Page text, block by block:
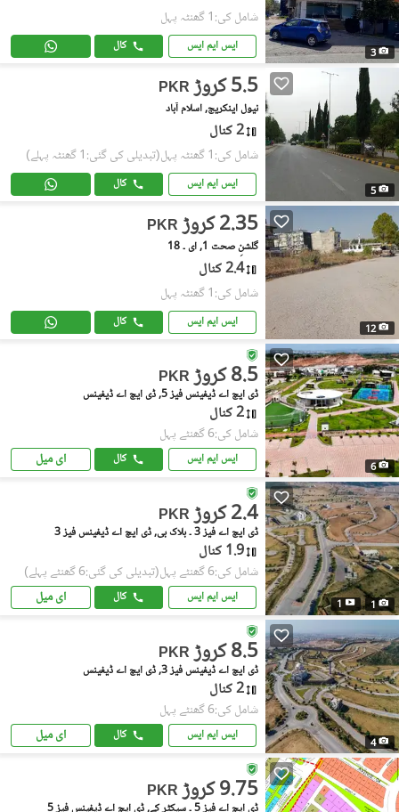
3
شامل کی:1 گھنٹہ پہل
ایس ایم ایس کال
5
PKR 5.5 کروڑ
نیول اینکریج, اسلام آباد
2 کنال
شامل کی:1 گھنٹہ پہل (تبدیلی کی گئی:1 گھنٹہ پہلے)
ایس ایم ایس کال
12
PKR 2.35 کروڑ
گلشنِِ صحت 1, ای ۔ 18
2.4 کنال
شامل کی:1 گھنٹہ پہل
ایس ایم ایس کال
6
PKR 8.5 کروڑ
ڈی ایچ اے ڈیفینس فیز 5, ڈی ایچ اے ڈیفینس
2 کنال
شامل کی:6 گھنٹے پہل
ایس ایم ایس کال ای میل
1
1
PKR 2.4 کروڑ
ڈی ایچ اے فیز 3 ۔ بلاک بی, ڈی ایچ اے ڈیفینس فیز 3
1.9 کنال
شامل کی:6 گھنٹے پہل (تبدیلی کی گئی:6 گھنٹے پہلے)
ایس ایم ایس کال ای میل
4
PKR 8.5 کروڑ
ڈی ایچ اے ڈیفینس فیز 3, ڈی ایچ اے ڈیفینس
2 کنال
شامل کی:6 گھنٹے پہل
ایس ایم ایس کال ای میل
PKR 9.75 کروڑ